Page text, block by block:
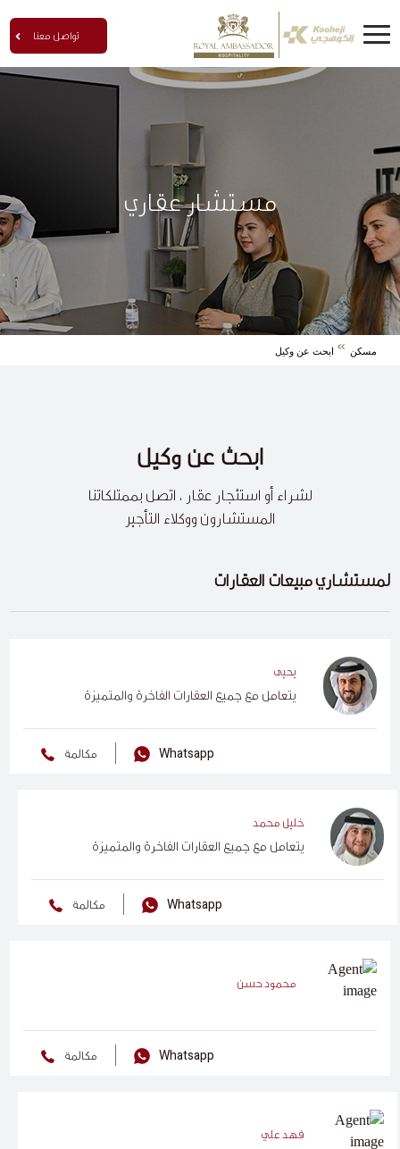
تواصل معنا
مستشار عقاري
مسكن ابحث عن وكيل
ابحث عن وكيل
لشراء أو استئجار عقار ، اتصل بممتلكاتنا
المستشارون ووكلاء التأجير
لمستشاري مبيعات العقارات
يحيى
يتعامل مع جميع العقارات الفاخرة والمتميزة
مكالمة Whatsapp
خليل محمد
يتعامل مع جميع العقارات الفاخرة والمتميزة
مكالمة Whatsapp
محمود حسن
مكالمة Whatsapp
فهد علي